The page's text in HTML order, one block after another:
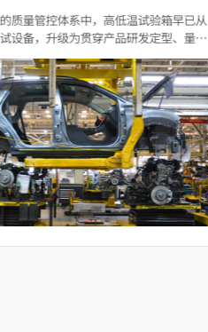
质量管控体系中，高低温试验箱早已从
设备，升级为贯穿产品研发定型、量产